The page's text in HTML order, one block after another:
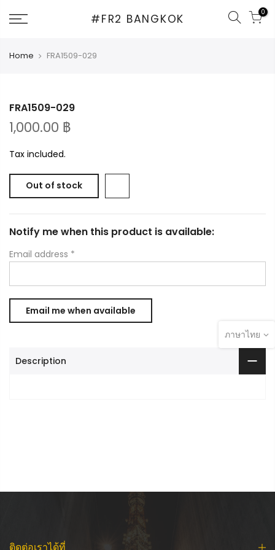
#FR2 BANGKOK 0
Home FRA1509-029
FRA1509-029
1,000.00 ฿
Tax included.
Out of stock
Notify me when this product is available:
Email address *
Description
ภาษาไทย